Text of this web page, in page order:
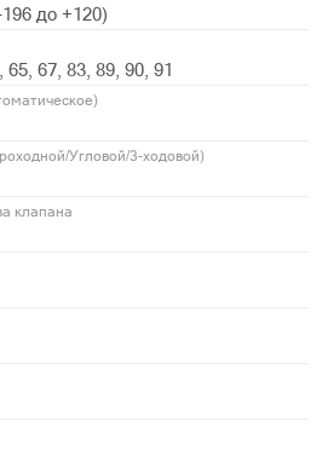
до +120)
65, 67, 83, 89, 90, 91
Угловой/3-ходовой)
клапана